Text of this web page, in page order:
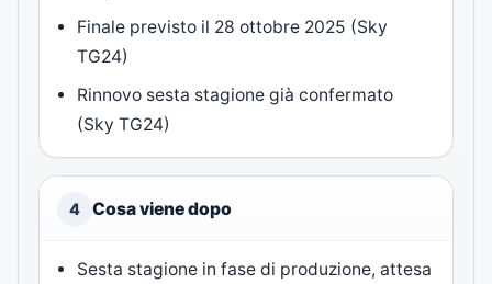
Finale previsto il 28 ottobre 2025 (Sky
TG24)
Rinnovo sesta stagione già confermato
(Sky TG24)
4 Cosa viene dopo
Sesta stagione in fase di produzione, attesa